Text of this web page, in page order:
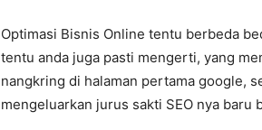
Optimasi Bisnis Online tentu berbeda
tentu anda juga pasti mengerti, yang
nangkring di halaman pertama google,
mengeluarkan jurus sakti SEO nya baru